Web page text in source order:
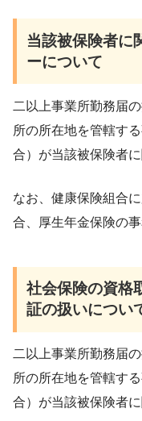
当該被保険者に
ーについて
二以上事業所勤務届
所の所在地を管轄す
合）が当該被保険者
なお、健康保険組合
合、厚生年金保険の
社会保険の資格
証の扱いについ
二以上事業所勤務届
所の所在地を管轄す
合）が当該被保険者